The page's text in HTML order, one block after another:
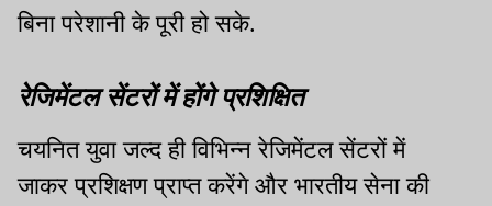
बिना परेशानी के पूरी हो सके.
रेजिमेंटल सेंटरों में होंगे प्रशिक्षित
चयनित युवा जल्द ही विभिन्न रेजिमेंटल सेंटरों में
जाकर प्रशिक्षण प्राप्त करेंगे और भारतीय सेना की